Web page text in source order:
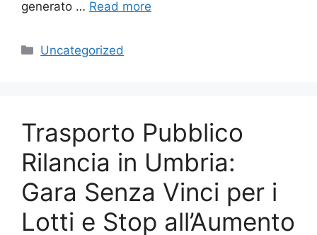
generato … Read more
Categories
Uncategorized
Trasporto Pubblico
Rilancia in Umbria:
Gara Senza Vinci per i
Lotti e Stop all’Aumento